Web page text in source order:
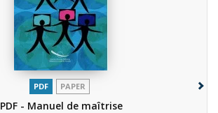
PDF PAPER
PDF - Manuel de maîtrise